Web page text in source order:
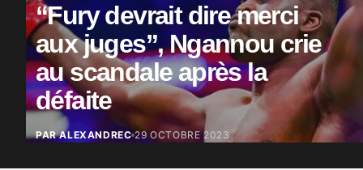
“Fury devrait dire merci
aux juges”, Ngannou crie
au scandale après la
défaite
PAR ALEXANDREC 29 OCTOBRE 2023